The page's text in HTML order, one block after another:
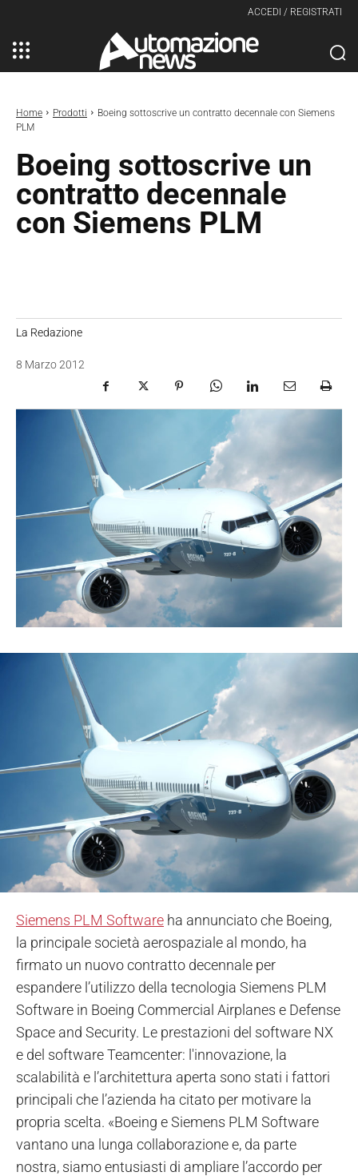
ACCEDI / REGISTRATI
Home Prodotti
Boeing sottoscrive un contratto decennale con Siemens
PLM
Boeing sottoscrive un
contratto decennale
con Siemens PLM
La Redazione
8 Marzo 2012
Siemens PLM Software ha annunciato che Boeing,
la principale società aerospaziale al mondo, ha
firmato un nuovo contratto decennale per
espandere l’utilizzo della tecnologia Siemens PLM
Software in Boeing Commercial Airplanes e Defense
Space and Security. Le prestazioni del software NX
e del software Teamcenter: l'innovazione, la
scalabilità e l’architettura aperta sono stati i fattori
principali che l’azienda ha citato per motivare la
propria scelta. «Boeing e Siemens PLM Software
vantano una lunga collaborazione e, da parte
nostra, siamo entusiasti di ampliare l’accordo per